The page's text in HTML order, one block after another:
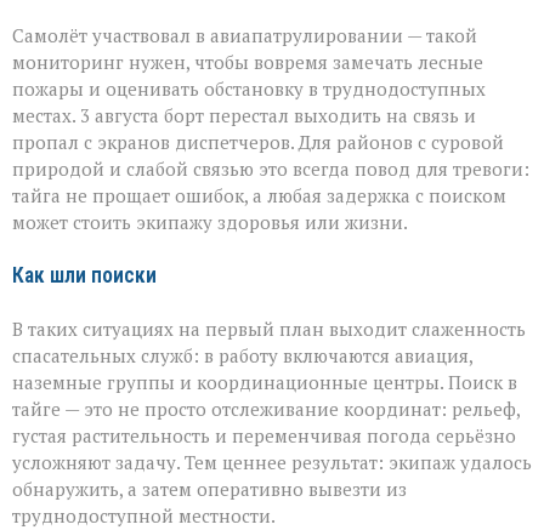
Самолёт участвовал в авиапатрулировании — такой
мониторинг нужен, чтобы вовремя замечать лесные
пожары и оценивать обстановку в труднодоступных
местах. 3 августа борт перестал выходить на связь и
пропал с экранов диспетчеров. Для районов с суровой
природой и слабой связью это всегда повод для тревоги:
тайга не прощает ошибок, а любая задержка с поиском
может стоить экипажу здоровья или жизни.
Как шли поиски
В таких ситуациях на первый план выходит слаженность
спасательных служб: в работу включаются авиация,
наземные группы и координационные центры. Поиск в
тайге — это не просто отслеживание координат: рельеф,
густая растительность и переменчивая погода серьёзно
усложняют задачу. Тем ценнее результат: экипаж удалось
обнаружить, а затем оперативно вывезти из
труднодоступной местности.